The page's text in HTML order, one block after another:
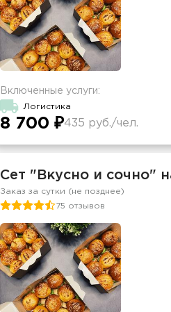
Включенные услуги:
Логистика
8 700 ₽435 руб./чел.
Сет "Вкусно и сочно"
Заказ за сутки (не позднее)
75 отзывов